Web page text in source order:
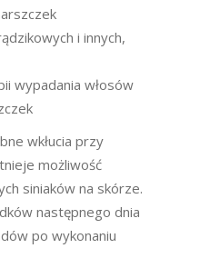
i innych,
wypadania włosów
wkłucia przy
możliwość
siniaków na skórze.
następnego dnia
po wykonaniu